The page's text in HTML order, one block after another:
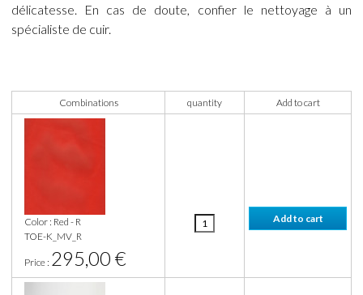
délicatesse. En cas de doute, confier le nettoyage à un
spécialiste de cuir.
Combinations quantity Add to cart
Color : Red - R
TOE-K_MV_R
Price : 295,00 €